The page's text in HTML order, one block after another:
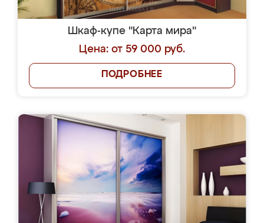
Шкаф-купе "Карта мира"
Цена: от 59 000 руб.
ПОДРОБНЕЕ